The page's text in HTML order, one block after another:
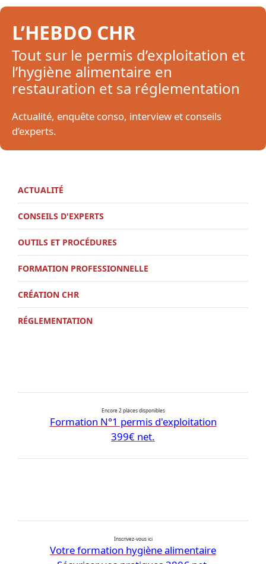
L’HEBDO CHR
Tout sur le permis d’exploitation et
l’hygiène alimentaire en
restauration et sa réglementation
Actualité, enquête conso, interview et conseils
d’experts.
ACTUALITÉ
CONSEILS D'EXPERTS
OUTILS ET PROCÉDURES
FORMATION PROFESSIONNELLE
CRÉATION CHR
RÉGLEMENTATION
Encore 2 places disponibles
Formation N°1 permis d'exploitation
399€ net.
Inscrivez-vous ici
Votre formation hygiène alimentaire